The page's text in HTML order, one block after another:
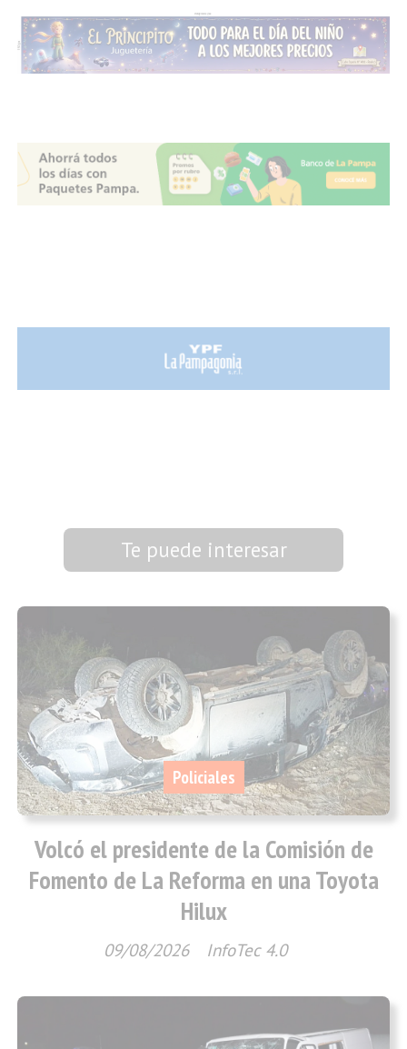
Te puede interesar
Volcó el presidente de la Comisión de
Fomento de La Reforma en una Toyota
Hilux
InfoTec 4.0
Policiales
09/08/2026